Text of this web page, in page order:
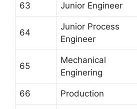
63 Junior Engineer
64
Junior Process
Engineer
65
Mechanical
Enginering
66 Production